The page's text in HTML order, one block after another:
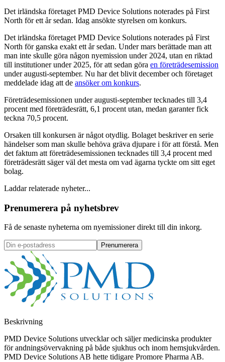
Det irländska företaget PMD Device Solutions noterades på First
North för ett år sedan. Idag ansökte styrelsen om konkurs.
Det irländska företaget PMD Device Solutions noterades på First
North för ganska exakt ett år sedan. Under mars berättade man att
man inte skulle göra någon nyemission under 2024, utan en riktad
till institutioner under 2025, för att sedan göra en företrädesemission
under augusti-september. Nu har det blivit december och företaget
meddelade idag att de ansöker om konkurs.
Företrädesemissionen under augusti-september tecknades till 3,4
procent med företrädesrätt, 6,1 procent utan, medan garanter fick
teckna 70,5 procent.
Orsaken till konkursen är något otydlig. Bolaget beskriver en serie
händelser som man skulle behöva gräva djupare i för att förstå. Men
det faktum att företrädesemissionen tecknades till 3,4 procent med
företrädesrätt säger väl det mesta om vad ägarna tyckte om sitt eget
bolag.
Laddar relaterade nyheter...
Prenumerera på nyhetsbrev
Få de senaste nyheterna om nyemissioner direkt till din inkorg.
Prenumerera
Beskrivning
PMD Device Solutions utvecklar och säljer medicinska produkter
för andningsövervakning på både sjukhus och inom hemsjukvården.
PMD Device Solutions AB hette tidigare Promore Pharma AB.